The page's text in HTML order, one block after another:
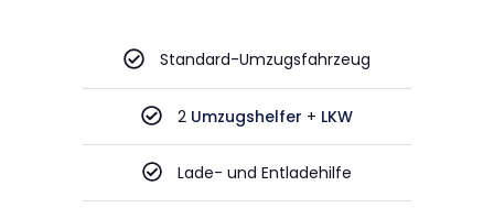
Standard-Umzugsfahrzeug
2 Umzugshelfer + LKW
Lade- und Entladehilfe